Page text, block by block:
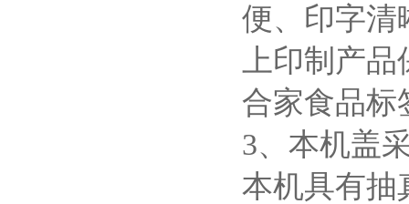
便、印字清
上印制产
合家食品标
3、本机盖
本机具有抽